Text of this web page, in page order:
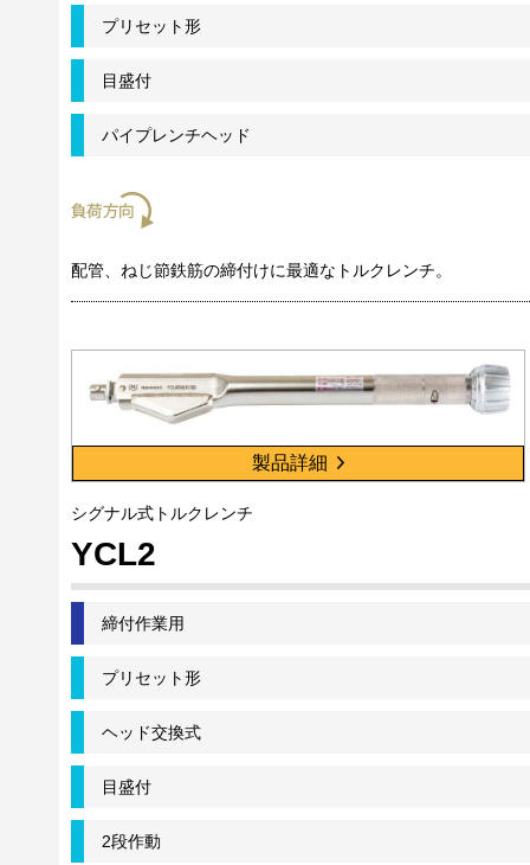
プリセット形
目盛付
パイプレンチヘッド
配管、ねじ節鉄筋の締付けに最適なトルクレンチ。
製品詳細
シグナル式トルクレンチ
YCL2
締付作業用
プリセット形
ヘッド交換式
目盛付
2段作動